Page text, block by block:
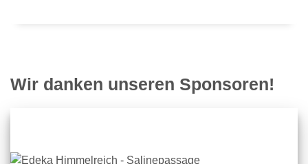
Wir danken unseren Sponsoren!